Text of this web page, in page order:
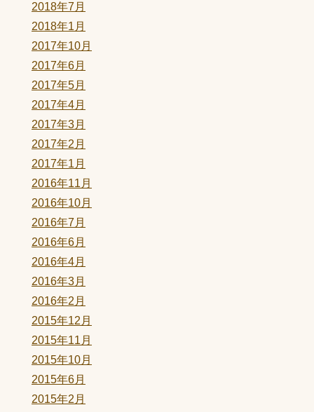
2018年7月
2018年1月
2017年10月
2017年6月
2017年5月
2017年4月
2017年3月
2017年2月
2017年1月
2016年11月
2016年10月
2016年7月
2016年6月
2016年4月
2016年3月
2016年2月
2015年12月
2015年11月
2015年10月
2015年6月
2015年2月